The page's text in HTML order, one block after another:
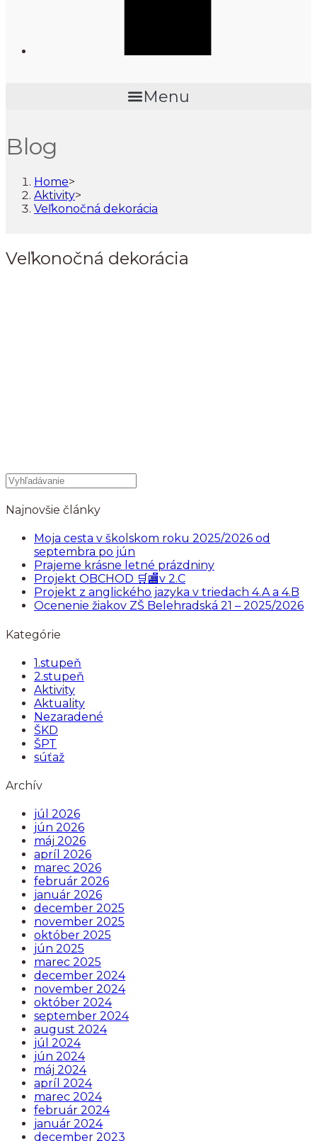
Menu
Blog
Home>
Aktivity>
Veľkonočná dekorácia
Veľkonočná dekorácia
Najnovšie články
Moja cesta v školskom roku 2025/2026 od
septembra po jún
Prajeme krásne letné prázdniny
Projekt OBCHOD 🛒🏬v 2.C
Projekt z anglického jazyka v triedach 4.A a 4.B
Ocenenie žiakov ZŠ Belehradská 21 – 2025/2026
Kategórie
1.stupeň
2.stupeň
Aktivity
Aktuality
Nezaradené
ŠKD
ŠPT
súťaž
Archív
júl 2026
jún 2026
máj 2026
apríl 2026
marec 2026
február 2026
január 2026
december 2025
november 2025
október 2025
jún 2025
marec 2025
december 2024
november 2024
október 2024
september 2024
august 2024
júl 2024
jún 2024
máj 2024
apríl 2024
marec 2024
február 2024
január 2024
december 2023